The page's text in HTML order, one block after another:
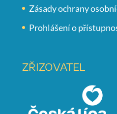
Zásady ochrany
Prohlášení o
ZŘIZOVATEL